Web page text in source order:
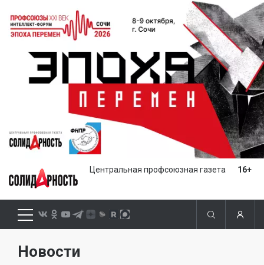
Центральная профсоюзная газета 16+
Новости